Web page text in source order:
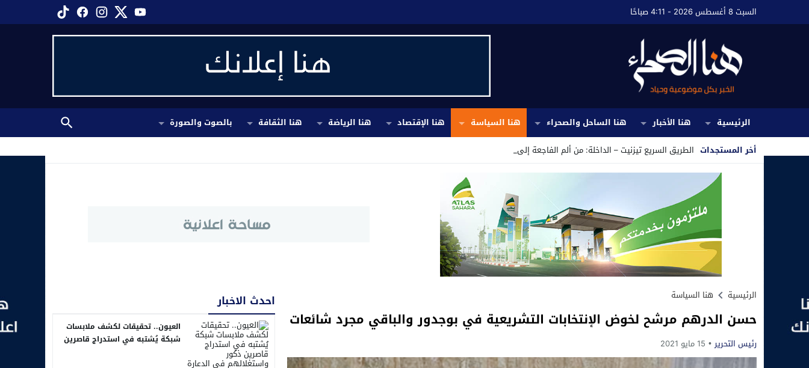
السبت 8 أغسطس 2026 - 4:11 صباحًا
الرئيسية هنا الأخبار هنا الساحل والصحراء هنا السياسة هنا الإقتصاد هنا الرياضة هنا الثقافة
بالصوت والصورة
أخر المستجدات الطريق السريع تيزنيت – الداخلة: من ألم الفاجعة إلى شريان الحياة _
Stop
Previous
Next
الرئيسية هنا السياسة
حسن الدرهم مرشح لخوض الإنتخابات التشريعية في بوجدور والباقي مجرد شائعات
رئيس التحرير 15 مايو 2021
احدث الاخبار
العيون.. تحقيقات لكشف ملابسات
شبكة يُشتبه في استدراج قاصرين